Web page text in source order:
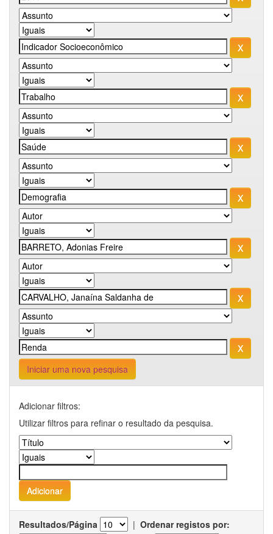
Iniciar uma nova pesquisa
Adicionar filtros:
Utilizar filtros para refinar o resultado da pesquisa.
Resultados/Página | Ordenar registos por: